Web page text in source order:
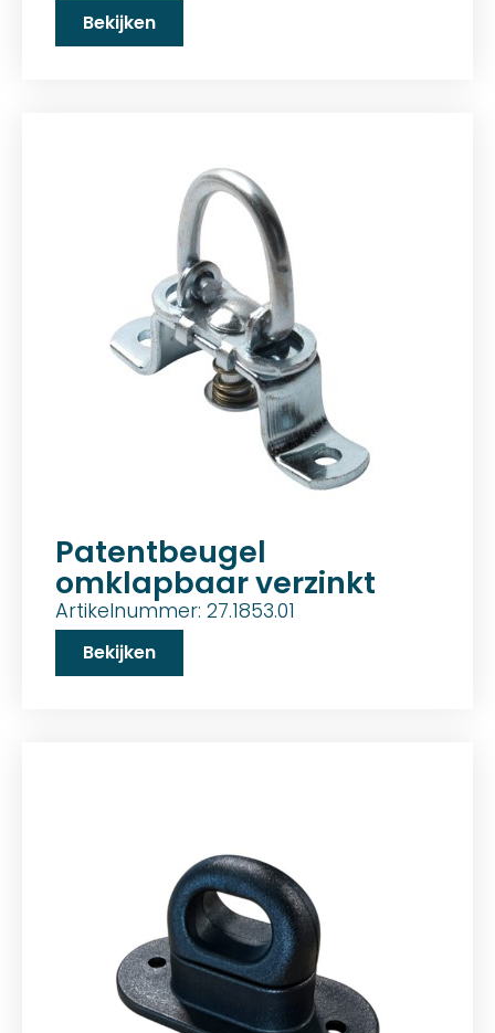
Bekijken
Patentbeugel
omklapbaar verzinkt
Artikelnummer: 27.1853.01
Bekijken